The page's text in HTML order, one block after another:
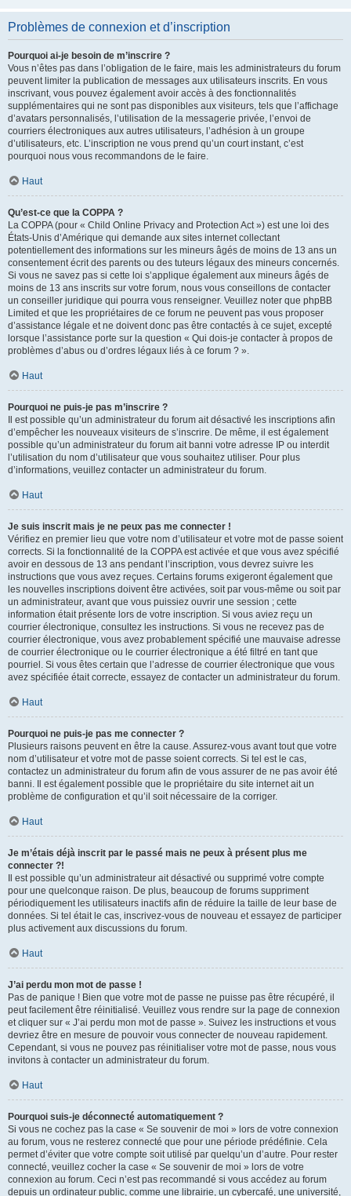
Problèmes de connexion et d’inscription
Pourquoi ai-je besoin de m’inscrire ?
Vous n’êtes pas dans l’obligation de le faire, mais les administrateurs du forum
peuvent limiter la publication de messages aux utilisateurs inscrits. En vous
inscrivant, vous pouvez également avoir accès à des fonctionnalités
supplémentaires qui ne sont pas disponibles aux visiteurs, tels que l’affichage
d’avatars personnalisés, l’utilisation de la messagerie privée, l’envoi de
courriers électroniques aux autres utilisateurs, l’adhésion à un groupe
d’utilisateurs, etc. L’inscription ne vous prend qu’un court instant, c’est
pourquoi nous vous recommandons de le faire.
Haut
Qu’est-ce que la COPPA ?
La COPPA (pour « Child Online Privacy and Protection Act ») est une loi des
États-Unis d’Amérique qui demande aux sites internet collectant
potentiellement des informations sur les mineurs âgés de moins de 13 ans un
consentement écrit des parents ou des tuteurs légaux des mineurs concernés.
Si vous ne savez pas si cette loi s’applique également aux mineurs âgés de
moins de 13 ans inscrits sur votre forum, nous vous conseillons de contacter
un conseiller juridique qui pourra vous renseigner. Veuillez noter que phpBB
Limited et que les propriétaires de ce forum ne peuvent pas vous proposer
d’assistance légale et ne doivent donc pas être contactés à ce sujet, excepté
lorsque l’assistance porte sur la question « Qui dois-je contacter à propos de
problèmes d’abus ou d’ordres légaux liés à ce forum ? ».
Haut
Pourquoi ne puis-je pas m’inscrire ?
Il est possible qu’un administrateur du forum ait désactivé les inscriptions afin
d’empêcher les nouveaux visiteurs de s’inscrire. De même, il est également
possible qu’un administrateur du forum ait banni votre adresse IP ou interdit
l’utilisation du nom d’utilisateur que vous souhaitez utiliser. Pour plus
d’informations, veuillez contacter un administrateur du forum.
Haut
Je suis inscrit mais je ne peux pas me connecter !
Vérifiez en premier lieu que votre nom d’utilisateur et votre mot de passe soient
corrects. Si la fonctionnalité de la COPPA est activée et que vous avez spécifié
avoir en dessous de 13 ans pendant l’inscription, vous devrez suivre les
instructions que vous avez reçues. Certains forums exigeront également que
les nouvelles inscriptions doivent être activées, soit par vous-même ou soit par
un administrateur, avant que vous puissiez ouvrir une session ; cette
information était présente lors de votre inscription. Si vous aviez reçu un
courrier électronique, consultez les instructions. Si vous ne recevez pas de
courrier électronique, vous avez probablement spécifié une mauvaise adresse
de courrier électronique ou le courrier électronique a été filtré en tant que
pourriel. Si vous êtes certain que l’adresse de courrier électronique que vous
avez spécifiée était correcte, essayez de contacter un administrateur du forum.
Haut
Pourquoi ne puis-je pas me connecter ?
Plusieurs raisons peuvent en être la cause. Assurez-vous avant tout que votre
nom d’utilisateur et votre mot de passe soient corrects. Si tel est le cas,
contactez un administrateur du forum afin de vous assurer de ne pas avoir été
banni. Il est également possible que le propriétaire du site internet ait un
problème de configuration et qu’il soit nécessaire de la corriger.
Haut
Je m’étais déjà inscrit par le passé mais ne peux à présent plus me
connecter ?!
Il est possible qu’un administrateur ait désactivé ou supprimé votre compte
pour une quelconque raison. De plus, beaucoup de forums suppriment
périodiquement les utilisateurs inactifs afin de réduire la taille de leur base de
données. Si tel était le cas, inscrivez-vous de nouveau et essayez de participer
plus activement aux discussions du forum.
Haut
J’ai perdu mon mot de passe !
Pas de panique ! Bien que votre mot de passe ne puisse pas être récupéré, il
peut facilement être réinitialisé. Veuillez vous rendre sur la page de connexion
et cliquer sur « J’ai perdu mon mot de passe ». Suivez les instructions et vous
devriez être en mesure de pouvoir vous connecter de nouveau rapidement.
Cependant, si vous ne pouvez pas réinitialiser votre mot de passe, nous vous
invitons à contacter un administrateur du forum.
Haut
Pourquoi suis-je déconnecté automatiquement ?
Si vous ne cochez pas la case « Se souvenir de moi » lors de votre connexion
au forum, vous ne resterez connecté que pour une période prédéfinie. Cela
permet d’éviter que votre compte soit utilisé par quelqu’un d’autre. Pour rester
connecté, veuillez cocher la case « Se souvenir de moi » lors de votre
connexion au forum. Ceci n’est pas recommandé si vous accédez au forum
depuis un ordinateur public, comme une librairie, un cybercafé, une université,